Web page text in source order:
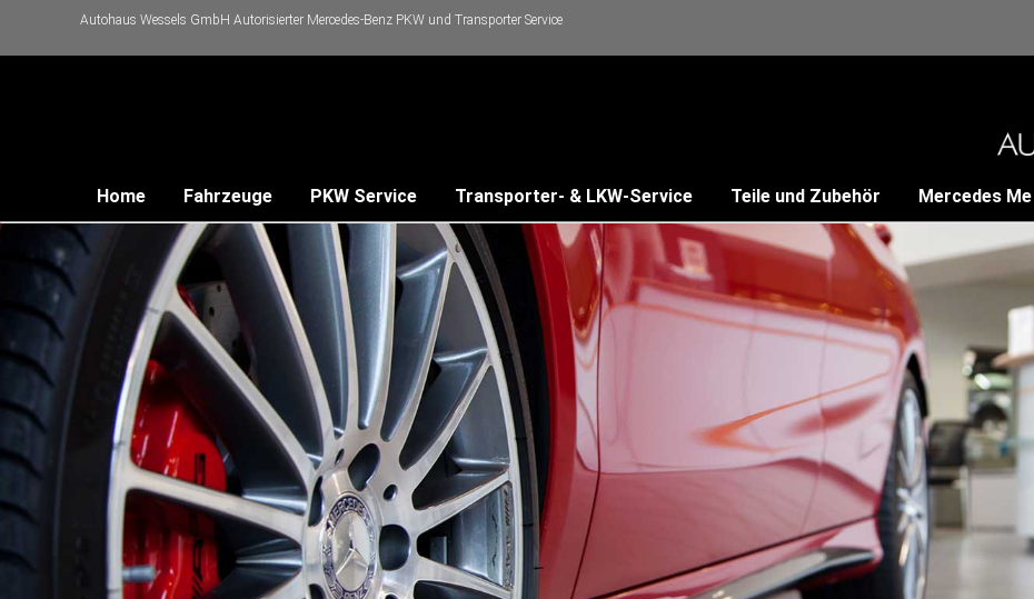
Autohaus Wessels GmbH Autorisierter Mercedes-Benz PKW und Transporter Service
Home Fahrzeuge PKW Service Transporter- & LKW-Service Teile und Zubehör Mercedes Me